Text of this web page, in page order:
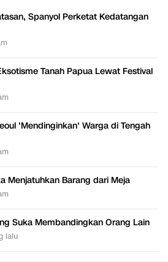
Spanyol Perketat Kedatangan
Tanah Papua Lewat Festival
'Mendinginkan' Warga di Tengah
Menjatuhkan Barang dari Meja
Suka Membandingkan Orang Lain
lalu